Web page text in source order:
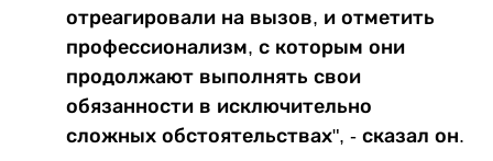
отреагировали на вызов, и отметить
профессионализм, с которым они
продолжают выполнять свои
обязанности в исключительно
сложных обстоятельствах", - сказал он.